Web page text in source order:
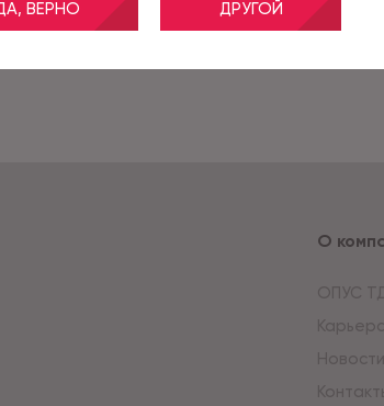
ВЕРНО ДРУГОЙ
О
ОПУС
Новости